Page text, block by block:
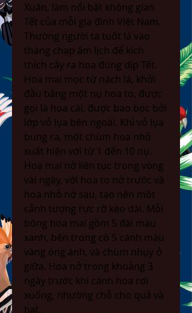
Xuân, làm nổi bật không gian
Tết của mỗi gia đình Việt Nam.
Thường người ta tuốt lá vào
tháng chạp âm lịch để kích
thích cây ra hoa đúng dịp Tết.
Hoa mai mọc từ nách lá, khởi
đầu bằng một nụ hoa to, được
gọi là hoa cái, được bao bọc bởi
lớp vỏ lụa bên ngoài. Khi vỏ lụa
bung ra, một chùm hoa nhỏ
xuất hiện với từ 1 đến 10 nụ.
Hoa mai nở liên tục trong vòng
vài ngày, với hoa to nở trước và
hoa nhỏ nở sau, tạo nên một
cảnh tượng rực rỡ kéo dài. Mỗi
bông hoa mai gồm 5 đài màu
xanh, bên trong có 5 cánh màu
vàng óng ánh, và chùm nhụy ở
giữa. Hoa nở trong khoảng 3
ngày trước khi cánh hoa rơi
xuống, nhường chỗ cho quả và
hạt.